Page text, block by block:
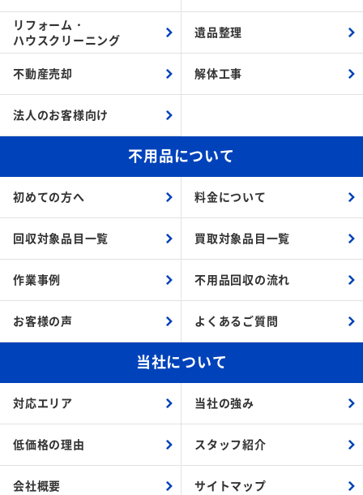
リフォーム・
ハウスクリーニング
遺品整理
不動産売却 解体工事
法人のお客様向け
不用品について
初めての方へ 料金について
回収対象品目一覧 買取対象品目一覧
作業事例 不用品回収の流れ
お客様の声 よくあるご質問
当社について
対応エリア 当社の強み
低価格の理由 スタッフ紹介
会社概要 サイトマップ